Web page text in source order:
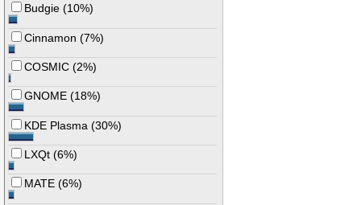
Budgie (10%)
Cinnamon (7%)
COSMIC (2%)
GNOME (18%)
KDE Plasma (30%)
LXQt (6%)
MATE (6%)